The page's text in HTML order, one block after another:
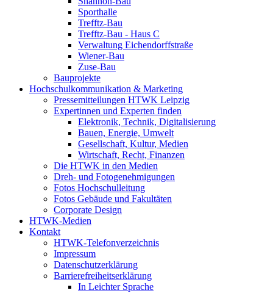
Sporthalle
Trefftz-Bau
Trefftz-Bau - Haus C
Verwaltung Eichendorffstraße
Wiener-Bau
Zuse-Bau
Bauprojekte
Hochschulkommunikation & Marketing
Pressemitteilungen HTWK Leipzig
Expertinnen und Experten finden
Elektronik, Technik, Digitalisierung
Bauen, Energie, Umwelt
Gesellschaft, Kultur, Medien
Wirtschaft, Recht, Finanzen
Die HTWK in den Medien
Dreh- und Fotogenehmigungen
Fotos Hochschulleitung
Fotos Gebäude und Fakultäten
Corporate Design
HTWK-Medien
Kontakt
HTWK-Telefonverzeichnis
Impressum
Datenschutzerklärung
Barrierefreiheitserklärung
In Leichter Sprache